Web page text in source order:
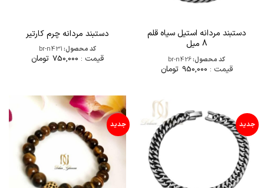
دستبند مردانه استیل سیاه قلم
8 میل
کد محصول:br-n426
قیمت : 950,000 تومان
دستبند مردانه چرم کارتیر
کد محصول:br-n431
قیمت : 750,000 تومان
جدید جدید